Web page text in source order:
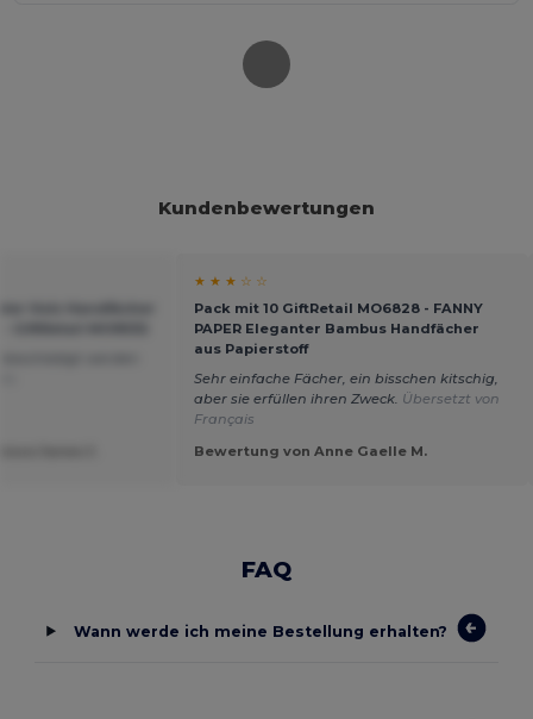
Kundenbewertungen
★ ★ ★ ☆ ☆
Pack mit 10 GiftRetail MO6828 - FANNY
PAPER Eleganter Bambus Handfächer
aus Papierstoff
Sehr einfache Fächer, ein bisschen kitschig,
aber sie erfüllen ihren Zweck. Übersetzt von
Français
Bewertung von Anne Gaelle M.
FAQ
Wann werde ich meine Bestellung erhalten?